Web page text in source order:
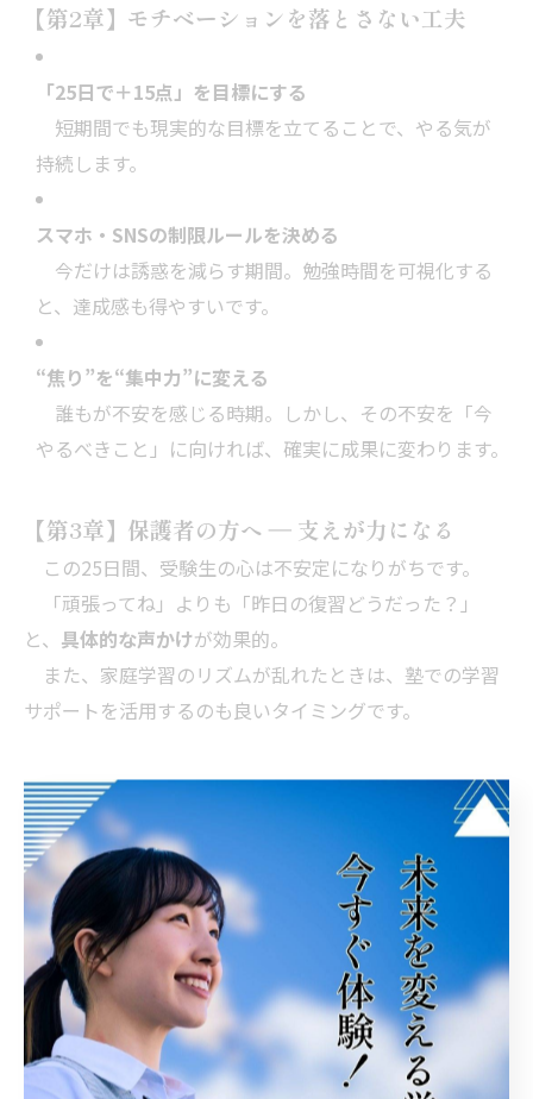
【第2章】モチベーションを落とさない工夫
「25日で＋15点」を目標にする
短期間でも現実的な目標を立てることで、やる気が
持続します。
スマホ・SNSの制限ルールを決める
今だけは誘惑を減らす期間。勉強時間を可視化する
と、達成感も得やすいです。
“焦り”を“集中力”に変える
誰もが不安を感じる時期。しかし、その不安を「今
やるべきこと」に向ければ、確実に成果に変わります。
【第3章】保護者の方へ ― 支えが力になる
この25日間、受験生の心は不安定になりがちです。
「頑張ってね」よりも「昨日の復習どうだった？」
と、 具体的な声かけが効果的。
また、家庭学習のリズムが乱れたときは、塾での学習
サポートを活用するのも良いタイミングです。
【第4章】まとめ ― 最後の25日で未来は変えら
れる
あと25日。
時間は限られていますが、まだ「25回分の努力」が残
されています。
1日ごとの小さな積み重ねが、大きな結果を生みます。
この期間を「後悔しない25日」にできるかどうかが勝
負です。